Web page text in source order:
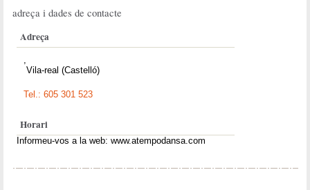
adreça i dades de contacte
Adreça
Vila-real (Castelló)
Tel.: 605 301 523
Horari
Informeu-vos a la web: www.atempodansa.com